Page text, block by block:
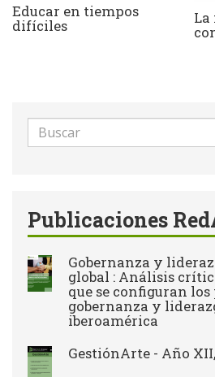
Educar en tiempos
difíciles La
Formulario
de
Publicaciones
Gobernanza y
global : Análisis
que se configuran los
gobernanza y
iberoamérica
GestiónArte - Año